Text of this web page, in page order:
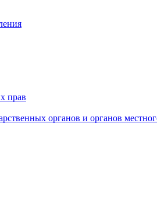
прав
органов и органов